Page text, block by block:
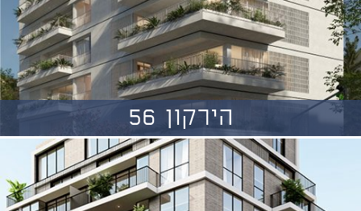
הירקון 56